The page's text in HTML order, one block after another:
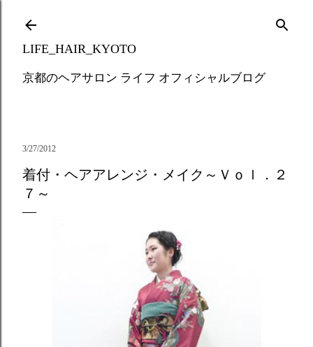
LIFE_HAIR_KYOTO
京都のヘアサロン ライフ オフィシャルブログ
3/27/2012
着付・ヘアアレンジ・メイク～Ｖｏｌ．２
７～